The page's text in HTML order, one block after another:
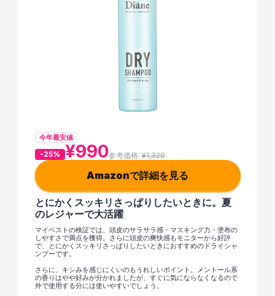
今年最安値
-25% ¥990参考価格: ¥1,320
Amazonで詳細を見る
とにかくスッキリさっぱりしたいときに。夏
のレジャーで大活躍
マイベストの検証では、頭皮のサラサラ感・マスキング力・塗布の
しやすさで満点を獲得。さらに頭皮の爽快感もモニターから好評
で、とにかくスッキリさっぱりしたいときにおすすめのドライシャ
ンプーです。
さらに、キシみを感じにくいのもうれしいポイント。メントール系
の香りはやや好みが分かれましたが、すぐに気にならなくなるので
外で使用する分には使いやすいでしょう。